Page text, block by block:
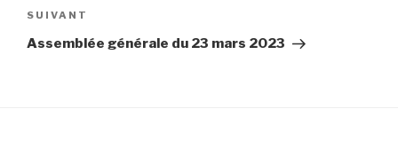
Article
suivant
SUIVANT
Assemblée générale du 23 mars 2023